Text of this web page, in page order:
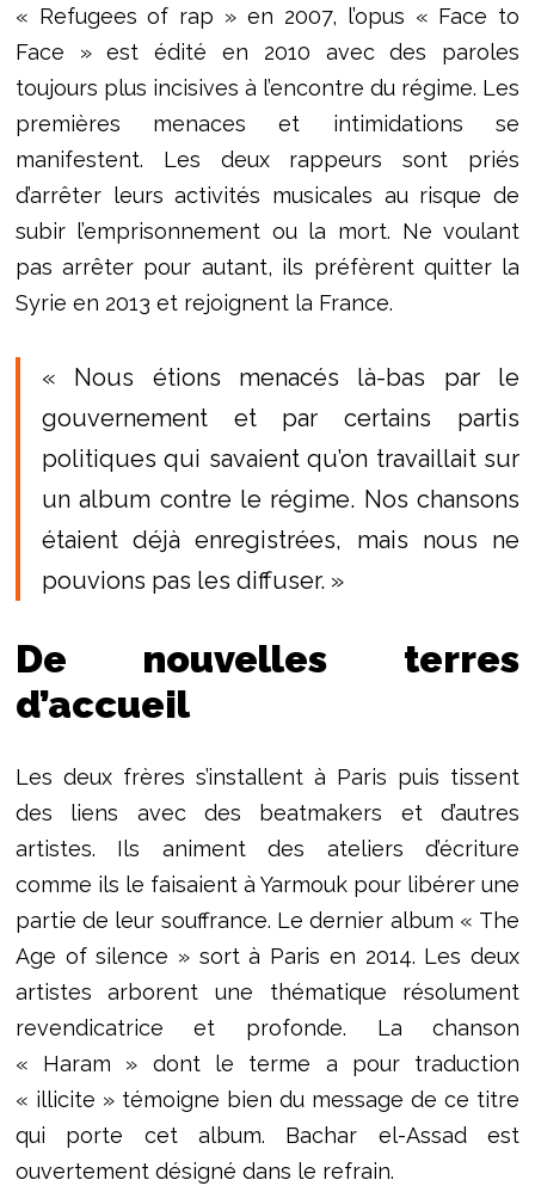
« Refugees of rap » en 2007, l’opus « Face to
Face » est édité en 2010 avec des paroles
toujours plus incisives à l’encontre du régime. Les
premières menaces et intimidations se
manifestent. Les deux rappeurs sont priés
d’arrêter leurs activités musicales au risque de
subir l’emprisonnement ou la mort. Ne voulant
pas arrêter pour autant, ils préfèrent quitter la
Syrie en 2013 et rejoignent la France.
« Nous étions menacés là-bas par le
gouvernement et par certains partis
politiques qui savaient qu’on travaillait sur
un album contre le régime. Nos chansons
étaient déjà enregistrées, mais nous ne
pouvions pas les diffuser. »
De nouvelles terres
d’accueil
Les deux frères s’installent à Paris puis tissent
des liens avec des beatmakers et d’autres
artistes. Ils animent des ateliers d’écriture
comme ils le faisaient à Yarmouk pour libérer une
partie de leur souffrance. Le dernier album « The
Age of silence » sort à Paris en 2014. Les deux
artistes arborent une thématique résolument
revendicatrice et profonde. La chanson
« Haram » dont le terme a pour traduction
« illicite » témoigne bien du message de ce titre
qui porte cet album. Bachar el-Assad est
ouvertement désigné dans le refrain.